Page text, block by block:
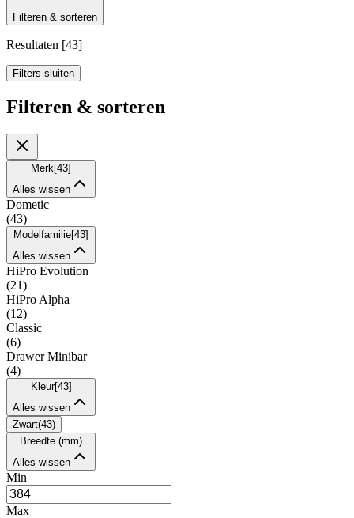
Filteren & sorteren
Resultaten [43]
Filters sluiten
Filteren & sorteren
Merk[43]
Alles wissen
Dometic
(43)
Modelfamilie[43]
Alles wissen
HiPro Evolution
(21)
HiPro Alpha
(12)
Classic
(6)
Drawer Minibar
(4)
Kleur[43]
Alles wissen
Zwart(43)
Breedte (mm)
Alles wissen
Min
Max